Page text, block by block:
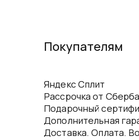
Покупателям
Яндекс Сплит
Рассрочка от
Подарочный
Дополнительная
Доставка. Оплата.